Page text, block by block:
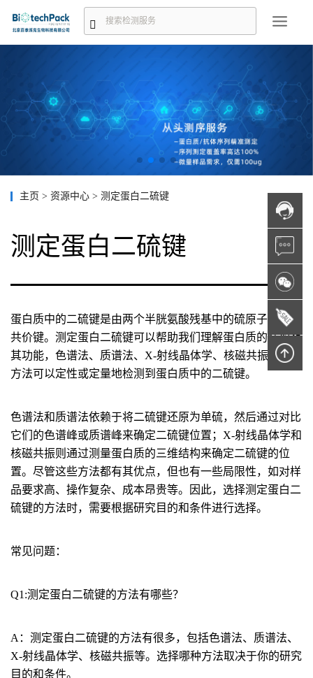
主页 > 资源中心 > 测定蛋白二硫键
测定蛋白二硫键
蛋白质中的二硫键是由两个半胱氨酸残基中的硫原子形成的
共价键。测定蛋白二硫键可以帮助我们理解蛋白质的结构及
其功能，色谱法、质谱法、X-射线晶体学、核磁共振等测定
方法可以定性或定量地检测到蛋白质中的二硫键。
色谱法和质谱法依赖于将二硫键还原为单硫，然后通过对比
它们的色谱峰或质谱峰来确定二硫键位置；X-射线晶体学和
核磁共振则通过测量蛋白质的三维结构来确定二硫键的位
置。尽管这些方法都有其优点，但也有一些局限性，如对样
品要求高、操作复杂、成本昂贵等。因此，选择测定蛋白二
硫键的方法时，需要根据研究目的和条件进行选择。
常见问题：
Q1:测定蛋白二硫键的方法有哪些？
A：测定蛋白二硫键的方法有很多，包括色谱法、质谱法、
X-射线晶体学、核磁共振等。选择哪种方法取决于你的研究
目的和条件。